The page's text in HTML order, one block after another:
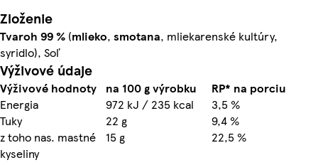
Zloženie
Tvaroh 99 % (mlieko, smotana, mliekarenské kultúry,
syridlo), Soľ
Výživové údaje
Výživové hodnoty na 100 g výrobku
RP* na porciu
Energia
972 kJ / 235 kcal
3,5 %
Tuky
22 g
9,4 %
z toho nas. mastné
kyseliny
15 g
22,5 %